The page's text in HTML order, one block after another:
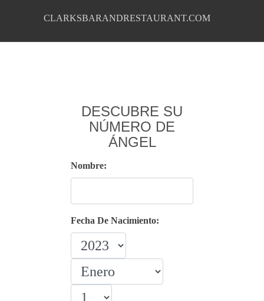
CLARKSBARANDRESTAURANT.COM
DESCUBRE SU
NÚMERO DE
ÁNGEL
Nombre:
Fecha De Nacimiento: